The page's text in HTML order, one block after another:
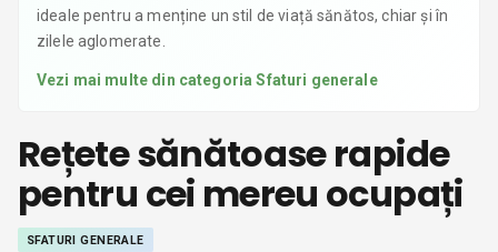
ideale pentru a menține un stil de viață sănătos, chiar și în
zilele aglomerate.
Vezi mai multe din categoriaSfaturi generale
Rețete sănătoase rapide
pentru cei mereu ocupați
SFATURI GENERALE